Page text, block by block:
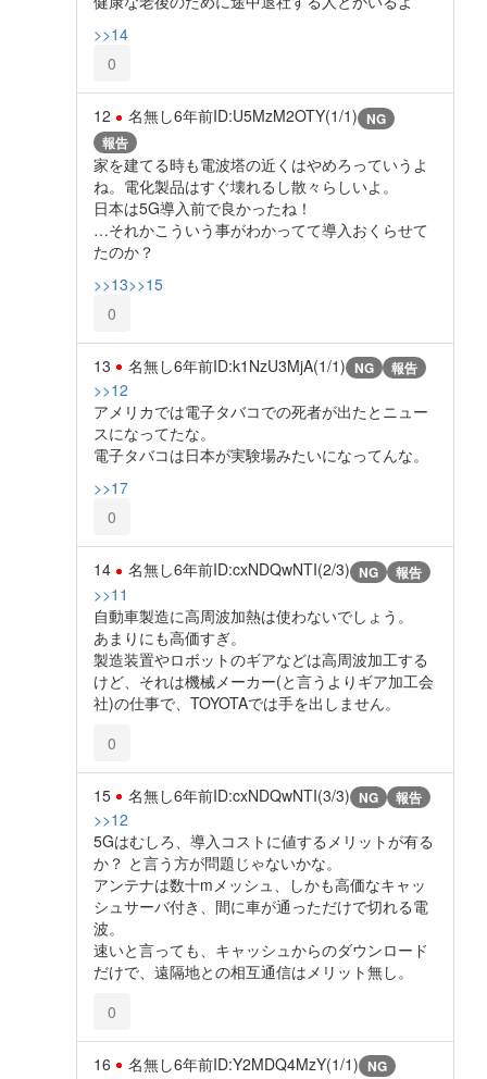
>>14
0
12 名無し6年前ID:U5MzM2OTY(1/1) NG
報告
家を建てる時も電波塔の近くはやめろっていうよ
ね。電化製品はすぐ壊れるし散々らしいよ。
日本は5G導入前で良かったね！
…それかこういう事がわかってて導入おくらせて
たのか？
>>13>>15
0
13 名無し6年前ID:k1NzU3MjA(1/1) NG 報告
>>12
アメリカでは電子タバコでの死者が出たとニュー
スになってたな。
電子タバコは日本が実験場みたいになってんな。
>>17
0
14 名無し6年前ID:cxNDQwNTI(2/3) NG 報告
>>11
自動車製造に高周波加熱は使わないでしょう。
あまりにも高価すぎ。
製造装置やロボットのギアなどは高周波加工する
けど、それは機械メーカー(と言うよりギア加工会
社)の仕事で、TOYOTAでは手を出しません。
0
15 名無し6年前ID:cxNDQwNTI(3/3) NG 報告
>>12
5Gはむしろ、導入コストに値するメリットが有る
か？ と言う方が問題じゃないかな。
アンテナは数十mメッシュ、しかも高価なキャッ
シュサーバ付き、間に車が通っただけで切れる電
波。
速いと言っても、キャッシュからのダウンロード
だけで、遠隔地との相互通信はメリット無し。
0
16 名無し6年前ID:Y2MDQ4MzY(1/1) NG